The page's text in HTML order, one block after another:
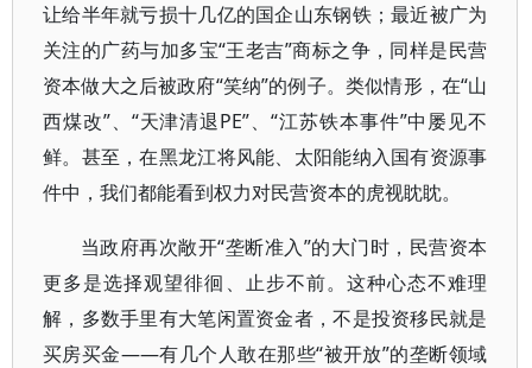
让给半年就亏损十几亿的国企山东钢铁；最近被广为
关注的广药与加多宝“王老吉”商标之争，同样是民营
资本做大之后被政府“笑纳”的例子。类似情形，在“山
西煤改”、“天津清退PE”、“江苏铁本事件”中屡见不
鲜。甚至，在黑龙江将风能、太阳能纳入国有资源事
件中，我们都能看到权力对民营资本的虎视眈眈。
当政府再次敞开“垄断准入”的大门时，民营资本
更多是选择观望徘徊、止步不前。这种心态不难理
解，多数手里有大笔闲置资金者，不是投资移民就是
买房买金——有几个人敢在那些“被开放”的垄断领域